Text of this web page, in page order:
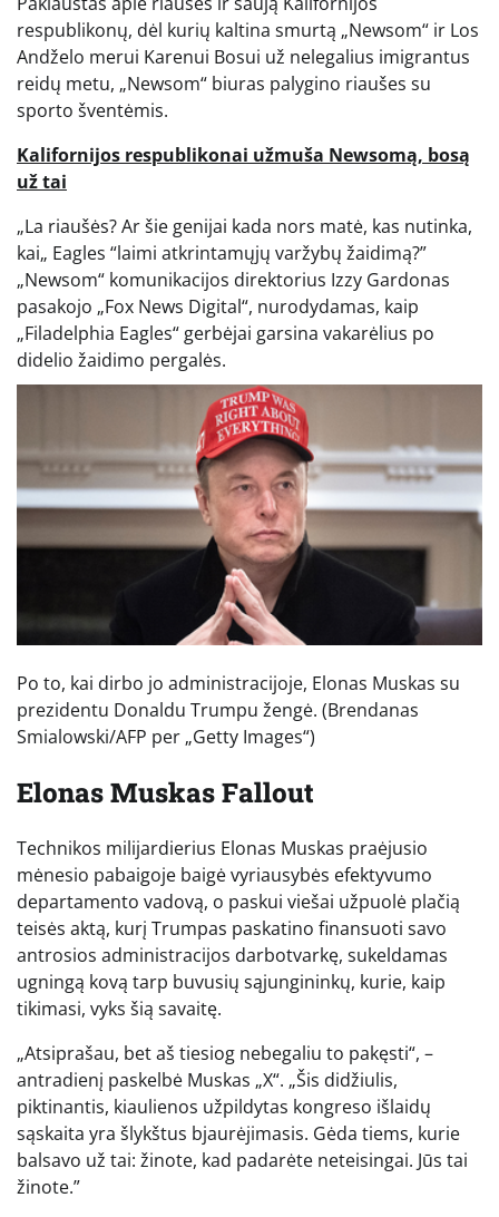
respublikonų, dėl kurių kaltina smurtą „Newsom“ ir Los
Andželo merui Karenui Bosui už nelegalius imigrantus
reidų metu, „Newsom“ biuras palygino riaušes su
sporto šventėmis.
Kalifornijos respublikonai užmuša Newsomą, bosą
už tai
„La riaušės? Ar šie genijai kada nors matė, kas nutinka,
kai„ Eagles “laimi atkrintamųjų varžybų žaidimą?”
„Newsom“ komunikacijos direktorius Izzy Gardonas
pasakojo „Fox News Digital“, nurodydamas, kaip
„Filadelphia Eagles“ gerbėjai garsina vakarėlius po
didelio žaidimo pergalės.
Po to, kai dirbo jo administracijoje, Elonas Muskas su
prezidentu Donaldu Trumpu žengė. (Brendanas
Smialowski/AFP per „Getty Images“)
Elonas Muskas Fallout
Technikos milijardierius Elonas Muskas praėjusio
mėnesio pabaigoje baigė vyriausybės efektyvumo
departamento vadovą, o paskui viešai užpuolė plačią
teisės aktą, kurį Trumpas paskatino finansuoti savo
antrosios administracijos darbotvarkę, sukeldamas
ugningą kovą tarp buvusių sąjungininkų, kurie, kaip
tikimasi, vyks šią savaitę.
„Atsiprašau, bet aš tiesiog nebegaliu to pakęsti“, –
antradienį paskelbė Muskas „X“. „Šis didžiulis,
piktinantis, kiaulienos užpildytas kongreso išlaidų
sąskaita yra šlykštus bjaurėjimasis. Gėda tiems, kurie
balsavo už tai: žinote, kad padarėte neteisingai. Jūs tai
žinote.”